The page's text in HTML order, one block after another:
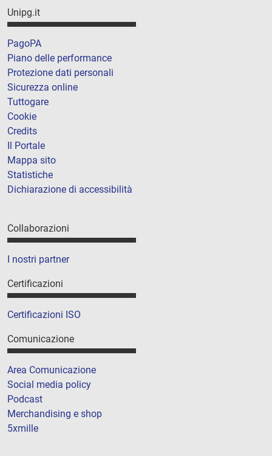
Unipg.it
PagoPA
Piano delle performance
Protezione dati personali
Sicurezza online
Tuttogare
Cookie
Credits
Il Portale
Mappa sito
Statistiche
Dichiarazione di accessibilità
Collaborazioni
I nostri partner
Certificazioni
Certificazioni ISO
Comunicazione
Area Comunicazione
Social media policy
Podcast
Merchandising e shop
5xmille